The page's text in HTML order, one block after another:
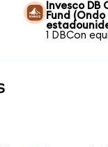
Invesco
Fund
1 DBCon